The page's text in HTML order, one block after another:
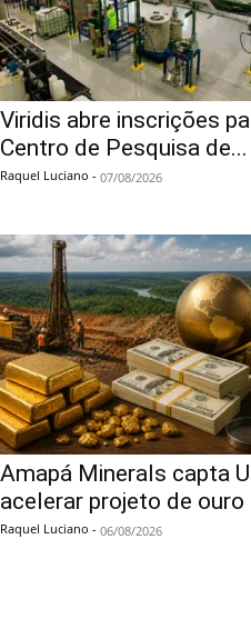
Viridis abre inscrições
Centro de Pesquisa de...
Raquel Luciano - 07/08/2026
Amapá Minerals capta
acelerar projeto de ouro
Raquel Luciano - 06/08/2026